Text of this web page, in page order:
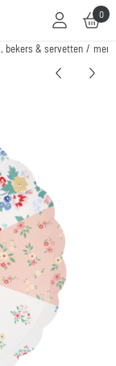
sta alle cookies toe.0
bekers & servetten / meri